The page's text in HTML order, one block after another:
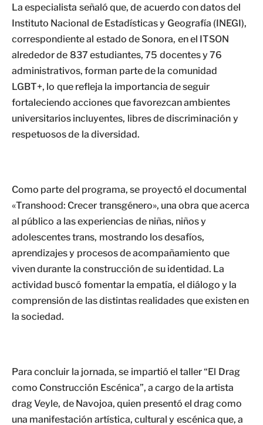
La especialista señaló que, de acuerdo con datos del
Instituto Nacional de Estadísticas y Geografía (INEGI),
correspondiente al estado de Sonora, en el ITSON
alrededor de 837 estudiantes, 75 docentes y 76
administrativos, forman parte de la comunidad
LGBT+, lo que refleja la importancia de seguir
fortaleciendo acciones que favorezcan ambientes
universitarios incluyentes, libres de discriminación y
respetuosos de la diversidad.
Como parte del programa, se proyectó el documental
«Transhood: Crecer transgénero», una obra que acerca
al público a las experiencias de niñas, niños y
adolescentes trans, mostrando los desafíos,
aprendizajes y procesos de acompañamiento que
viven durante la construcción de su identidad. La
actividad buscó fomentar la empatía, el diálogo y la
comprensión de las distintas realidades que existen en
la sociedad.
Para concluir la jornada, se impartió el taller “El Drag
como Construcción Escénica”, a cargo de la artista
drag Veyle, de Navojoa, quien presentó el drag como
una manifestación artística, cultural y escénica que, a